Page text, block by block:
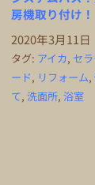
房機取り付け！
2020年3月11日
タグ: アイカ, セ
ード, リフォーム,
て, 洗面所, 浴室